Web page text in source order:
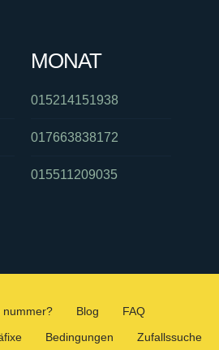
MONAT
015214151938
017663838172
015511209035
nummer? Blog
FAQ
Bedingungen Zufallssuche